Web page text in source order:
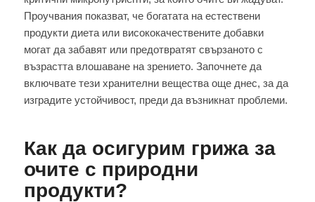
Проучвания показват, че богатата на естествени
продукти диета или висококачествените добавки
могат да забавят или предотвратят свързаното с
възрастта влошаване на зрението. Започнете да
включвате тези хранителни вещества още днес, за да
изградите устойчивост, преди да възникнат проблеми.
Как да осигурим грижа за
очите с природни
продукти?